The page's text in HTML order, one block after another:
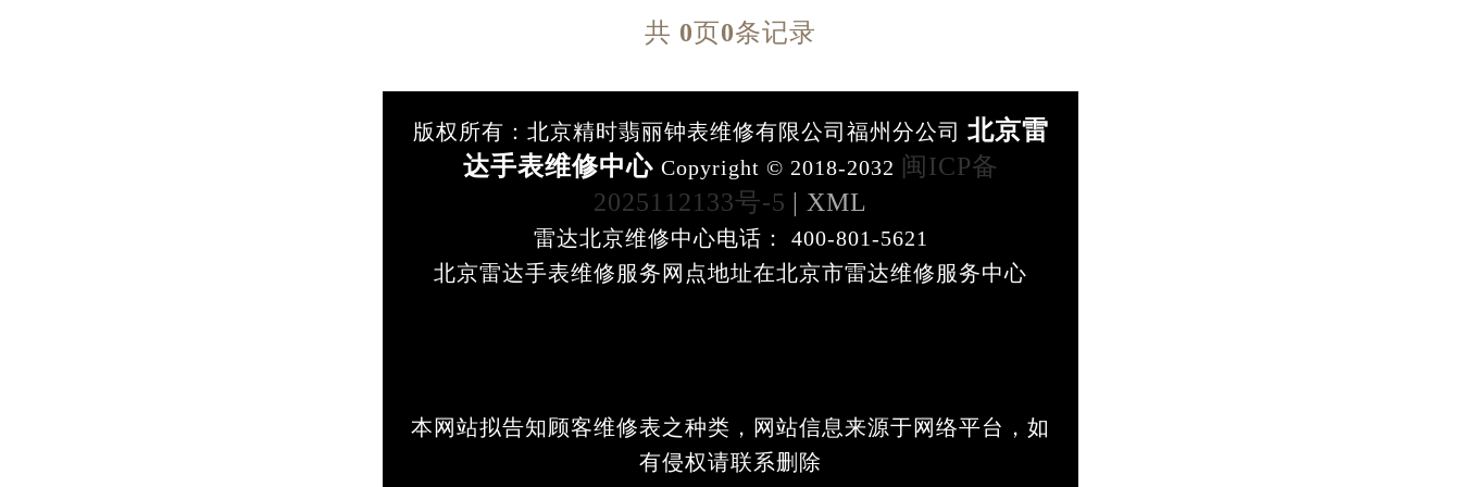
共 0页0条记录
版权所有：北京精时翡丽钟表维修有限公司福州分公司 北京雷
达手表维修中心 Copyright © 2018-2032 闽ICP备
2025112133号-5 | XML
雷达北京维修中心电话： 400-801-5621
北京雷达手表维修服务网点地址在北京市雷达维修服务中心
本网站拟告知顾客维修表之种类，网站信息来源于网络平台，如
有侵权请联系删除